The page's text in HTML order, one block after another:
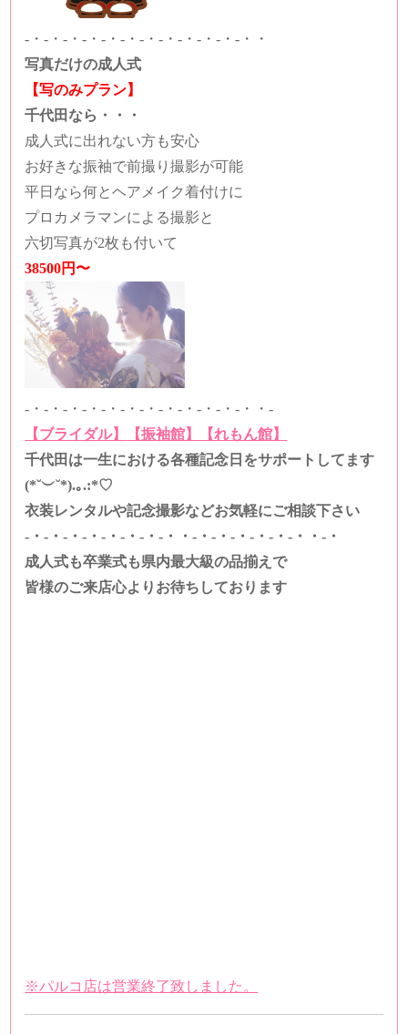
-・-・-・-・-・-・-・-・-・-・-・-・・
写真だけの成人式
【写のみプラン】
千代田なら・・・
成人式に出れない方も安心
お好きな振袖で前撮り撮影が可能
平日なら何とヘアメイク着付けに
プロカメラマンによる撮影と
六切写真が2枚も付いて
38500円〜
-・-・-・-・-・-・-・-・-・-・-・-・・-
【ブライダル】
【振袖館】
【れもん館】
千代田は一生における各種記念日をサポートしてます
(*˘︶˘*).｡.:*♡
衣装レンタルや記念撮影などお気軽にご相談下さい
-・-・-・-・-・-・-・-・・-・-・-・-・-・-・・-・
成人式も卒業式も県内最大級の品揃えで
皆様のご来店心よりお待ちしております
※パルコ店は営業終了致しました。